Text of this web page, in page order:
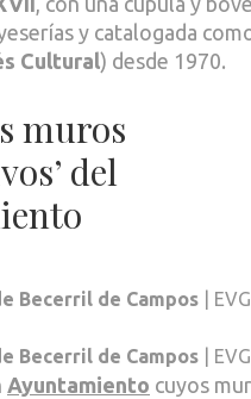
y catalogada
Cultural) desde 1970.
muros
del
Becerril de Campos | EVG
Becerril de Campos | EVG
Ayuntamiento cuyos